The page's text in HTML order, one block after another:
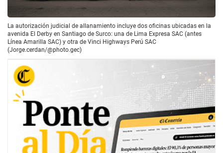
La autorización judicial de allanamiento incluye dos oficinas ubicadas en la
avenida El Derby en Santiago de Surco: una de Lima Expresa SAC (antes
Línea Amarilla SAC) y otra de Vinci Highways Perú SAC
(Jorge.cerdan/@photo.gec)